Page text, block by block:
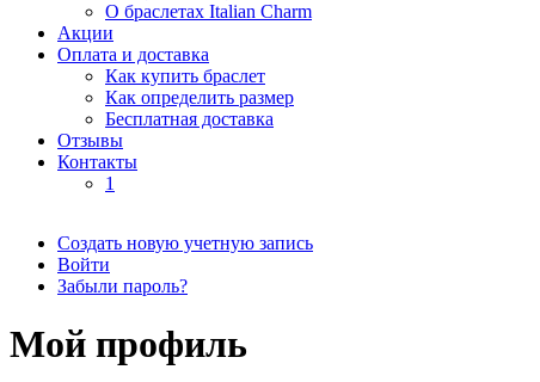
О браслетах Italian Charm
Акции
Оплата и доставка
Как купить браслет
Как определить размер
Бесплатная доставка
Отзывы
Контакты
1
Главные вкладки
Создать новую учетную запись
Войти
Забыли пароль?
Мой профиль